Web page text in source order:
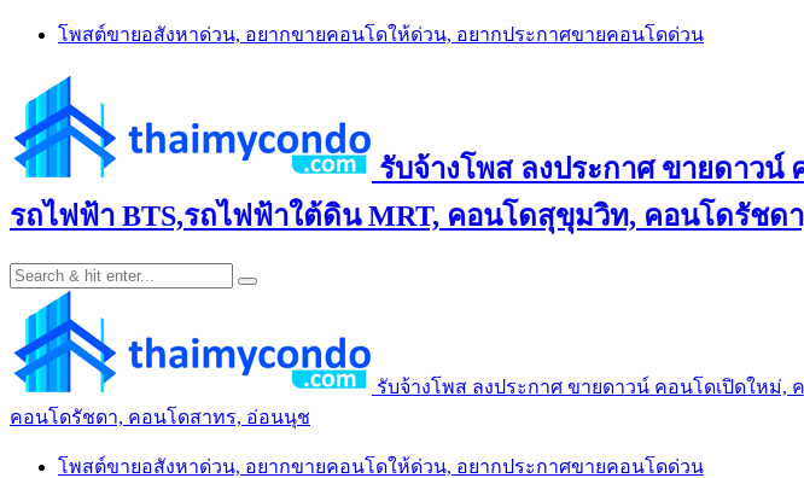
Skip
โพสต์ขายอสังหาด่วน, อยากขายคอนโดให้ด่วน, อยากประกาศขายคอนโดด่วน
รับจ้างโพส ลงประกาศ ขายดาว
รถไฟฟ้า BTS,รถไฟฟ้าใต้ดิน MRT, คอนโดสุขุมวิท, คอนโดรัชด
รับจ้างโพส ลงประกาศ ขายดาวน์ คอนโดเปิดใหม่
คอนโดรัชดา, คอนโดสาทร, อ่อนนุช
โพสต์ขายอสังหาด่วน, อยากขายคอนโดให้ด่วน, อยากประกาศขายคอนโดด่วน